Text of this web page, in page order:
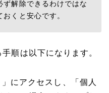
ず解除できるわけではな
くと安心です。
順は以下になります。
」にアクセスし、「個人